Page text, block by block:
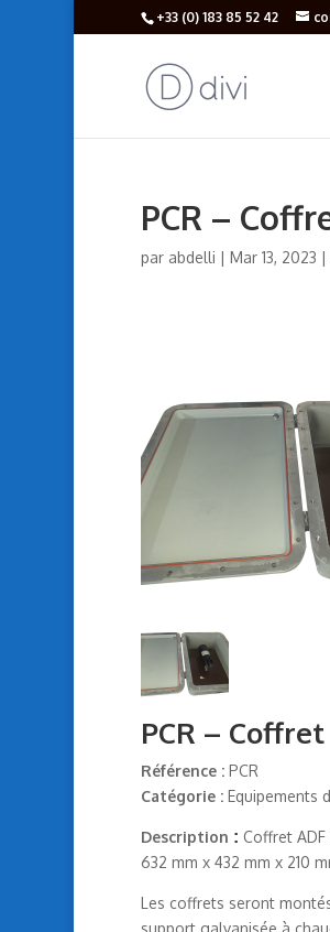
+33 (‎0) 183 85 52 42
PCR –
par abdelli | Mar 13, 2023 |
PCR –
Référence :PCR
Catégorie : Equipements
Description : Coffret ADF
632 mm x 432 mm x 210
Les coffrets seront
support galvanisée à